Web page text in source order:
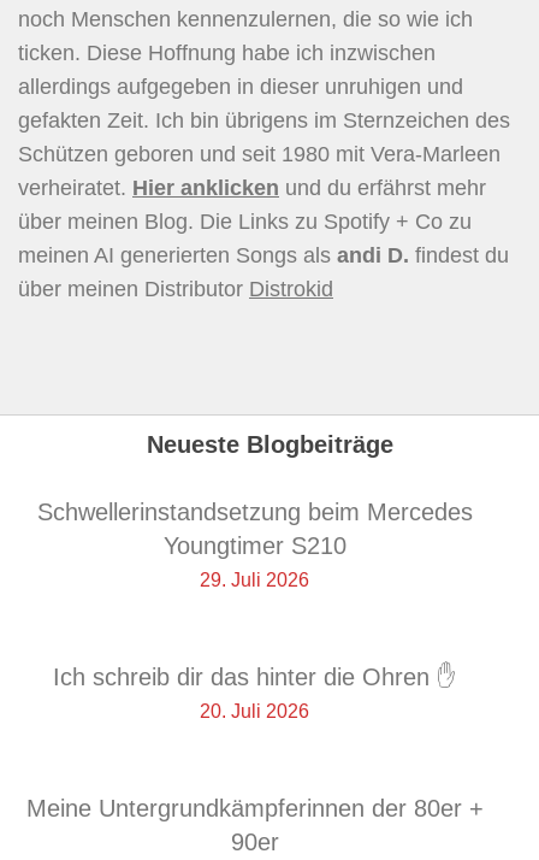
noch Menschen kennenzulernen, die so wie ich
ticken. Diese Hoffnung habe ich inzwischen
allerdings aufgegeben in dieser unruhigen und
gefakten Zeit. Ich bin übrigens im Sternzeichen des
Schützen geboren und seit 1980 mit Vera-Marleen
verheiratet. Hier anklicken und du erfährst mehr
über meinen Blog. Die Links zu Spotify + Co zu
meinen AI generierten Songs als andi D. findest du
über meinen Distributor Distrokid
Neueste Blogbeiträge
Schwellerinstandsetzung beim Mercedes
Youngtimer S210
29. Juli 2026
Ich schreib dir das hinter die Ohren ✋
20. Juli 2026
Meine Untergrundkämpferinnen der 80er +
90er